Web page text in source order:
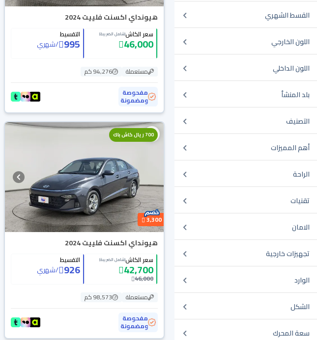
القسط الشهري
اللون الخارجي
اللون الداخلي
بلد المنشأ
التصنيف
أهم المميزات
الراحة
تقنيات
الامان
تجهيزات خارجية
الوارد
الشكل
سعة المحرك
هيونداي اكسنت فلييت 2024
سعر الكاش(شامل الضريبة)
46,000
التقسيط
995
/شهري
مستعملة
94,276 كم
مفحوصة
ومضمونة
700 ريال كاش باك
3,300
هيونداي اكسنت فلييت 2024
سعر الكاش(شامل الضريبة)
42,700
46,000
التقسيط
926
/شهري
مستعملة
98,573 كم
مفحوصة
ومضمونة